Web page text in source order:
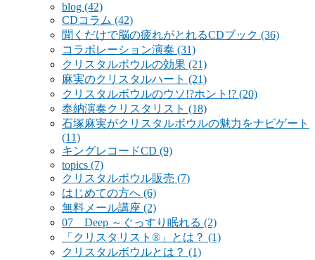
blog (42)
CDコラム (42)
聞くだけで脳の疲れがとれるCDブック (36)
コラボレーション演奏 (31)
クリスタルボウルの効果 (21)
麻実のクリスタルハート (21)
クリスタルボウルのウソ!?ホント!? (20)
奉納演奏クリスタリスト (18)
石塚麻実がクリスタルボウルの魅力をナビゲート
(11)
キングレコードCD (9)
topics (7)
クリスタルボウル販売 (7)
はじめての方へ (6)
無料メール講座 (2)
07 Deep ～ぐっすり眠れる (2)
「クリスタリスト®」とは？ (1)
クリスタルボウルとは？ (1)